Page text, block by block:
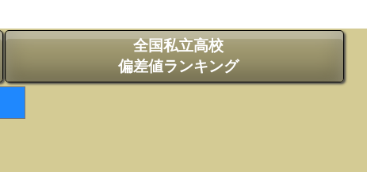
全国私立高校
偏差値ランキング